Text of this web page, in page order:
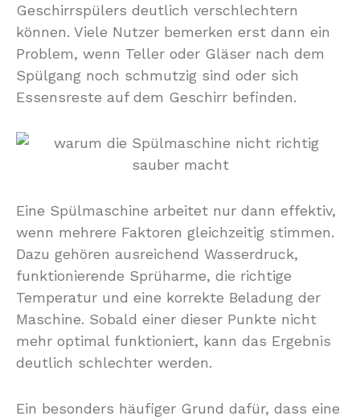
Geschirrspülers deutlich verschlechtern
können. Viele Nutzer bemerken erst dann ein
Problem, wenn Teller oder Gläser nach dem
Spülgang noch schmutzig sind oder sich
Essensreste auf dem Geschirr befinden.
Eine Spülmaschine arbeitet nur dann effektiv,
wenn mehrere Faktoren gleichzeitig stimmen.
Dazu gehören ausreichend Wasserdruck,
funktionierende Sprüharme, die richtige
Temperatur und eine korrekte Beladung der
Maschine. Sobald einer dieser Punkte nicht
mehr optimal funktioniert, kann das Ergebnis
deutlich schlechter werden.
Ein besonders häufiger Grund dafür, dass eine